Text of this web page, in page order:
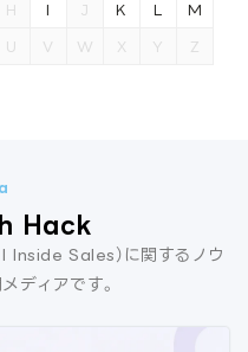
H I J K L M
U V W X Y Z
Hack
Inside Sales）に関するノウ
ディアです。